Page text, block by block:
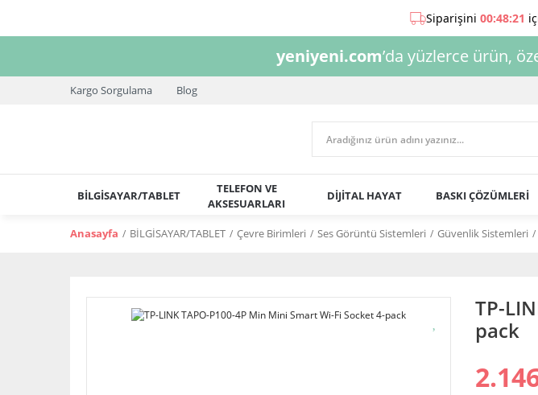
yeniyeni.com’da yüzlerce ürün,
Kargo Sorgulama Blog
BİLGİSAYAR/TABLET
TELEFON VE
AKSESUARLARI
DİJİTAL HAYAT BASKI ÇÖZÜMLERİ
Anasayfa BİLGİSAYAR/TABLET Çevre Birimleri Ses Görüntü Sistemleri Güvenlik Sistemleri
TP-
pack